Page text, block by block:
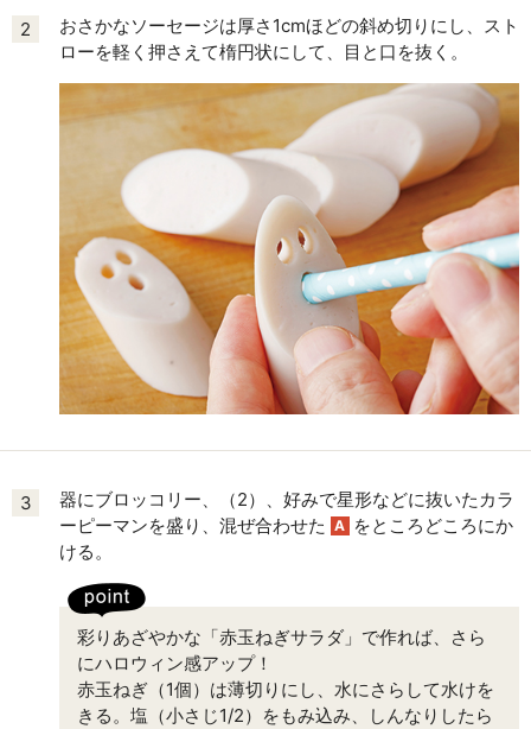
2
おさかなソーセージは厚さ1cmほどの斜め切りにし、スト
ローを軽く押さえて楕円状にして、目と口を抜く。
3
器にブロッコリー、（2）、好みで星形などに抜いたカラ
ーピーマンを盛り、混ぜ合わせた
A をところどころにか
ける。
彩りあざやかな「赤玉ねぎサラダ」で作れば、さら
にハロウィン感アップ！
赤玉ねぎ（1個）は薄切りにし、水にさらして水けを
きる。塩（小さじ1/2）をもみ込み、しんなりしたら